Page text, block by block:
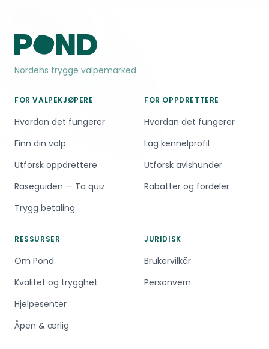
Nordens trygge valpemarked
FOR VALPEKJØPERE
Hvordan det fungerer
Finn din valp
Utforsk oppdrettere
Raseguiden — Ta quiz
Trygg betaling
FOR OPPDRETTERE
Hvordan det fungerer
Lag kennelprofil
Utforsk avlshunder
Rabatter og fordeler
RESSURSER
Om Pond
Kvalitet og trygghet
Hjelpesenter
Åpen & ærlig
JURIDISK
Brukervilkår
Personvern